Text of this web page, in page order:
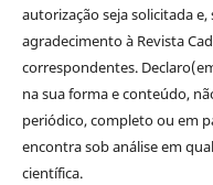
autorização seja solicitada
agradecimento à Revista
correspondentes.
na sua forma e conteúdo,
periódico, completo ou em
encontra sob análise em
científica.